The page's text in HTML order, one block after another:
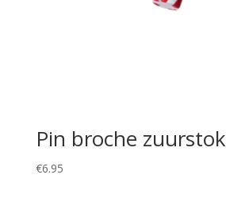
Pin broche zuurstok
€6.95